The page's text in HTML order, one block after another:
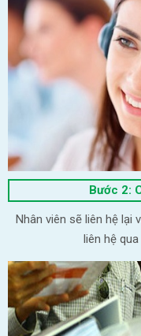
Bước 2:
Nhân viên sẽ liên hệ lại
liên hệ